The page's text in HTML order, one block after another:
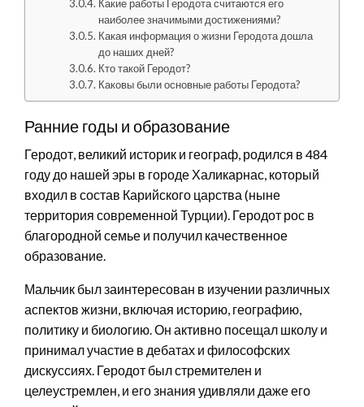
Какие работы Геродота считаются его
наиболее значимыми достижениями?
Какая информация о жизни Геродота дошла
до наших дней?
Кто такой Геродот?
Каковы были основные работы Геродота?
Ранние годы и образование
Геродот, великий историк и географ, родился в 484
году до нашей эры в городе Халикарнас, который
входил в состав Карийского царства (ныне
территория современной Турции). Геродот рос в
благородной семье и получил качественное
образование.
Мальчик был заинтересован в изучении различных
аспектов жизни, включая историю, географию,
политику и биологию. Он активно посещал школу и
принимал участие в дебатах и философских
дискуссиях. Геродот был стремителен и
целеустремлен, и его знания удивляли даже его